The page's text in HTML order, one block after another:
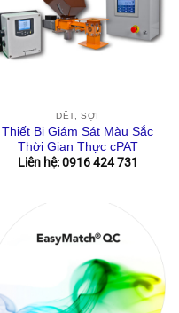
DỆT, SỢI
Thiết Bị Giám Sát Màu Sắc
Thời Gian Thực cPAT
Liên hệ: 0916 424 731